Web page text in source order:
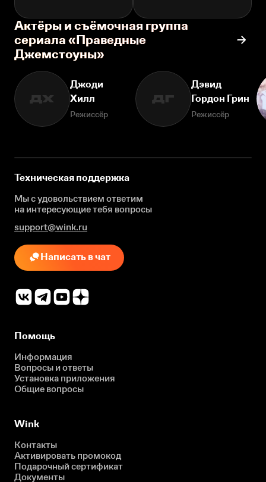
Актёры и съёмочная группа
сериала «Праведные
Джемстоуны»
ДХ
Джоди
Хилл
Режиссёр
ДГ
Дэвид
Гордон Грин
Режиссёр
Техническая поддержка
Мы с удовольствием ответим
на интересующиетебя вопросы
support@wink.ru
Написать в чат
Помощь
Информация
Вопросы и ответы
Установка приложения
Общие вопросы
Wink
Контакты
Активировать промокод
Подарочный сертификат
Документы